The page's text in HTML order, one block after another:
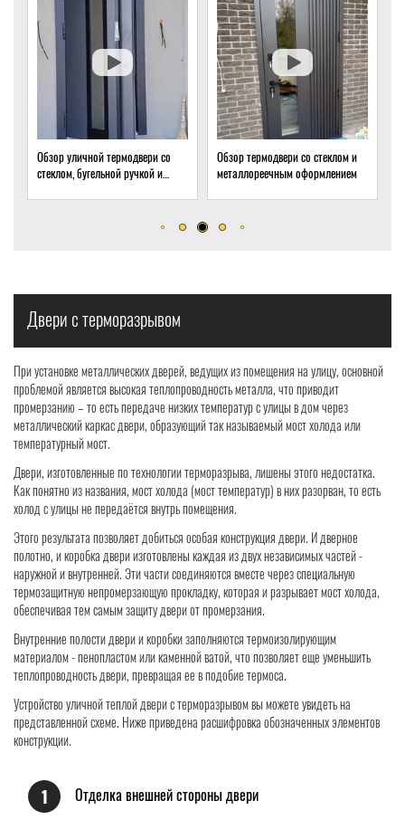
Обзор термодвери со стеклом и
металлореечным оформлением
Обзор термодвери с ковкой и
стеклом для подвала частного
Двери с терморазрывом
При установке металлических дверей, ведущих из помещения на улицу, основной
проблемой является высокая теплопроводность металла, что приводит
промерзанию – то есть передаче низких температур с улицы в дом через
металлический каркас двери, образующий так называемый мост холода или
температурный мост.
Двери, изготовленные по технологии терморазрыва, лишены этого недостатка.
Как понятно из названия, мост холода (мост температур) в них разорван, то есть
холод с улицы не передаётся внутрь помещения.
Этого результата позволяет добиться особая конструкция двери. И дверное
полотно, и коробка двери изготовлены каждая из двух независимых частей -
наружной и внутренней. Эти части соединяются вместе через специальную
термозащитную непромерзающую прокладку, которая и разрывает мост холода,
обеспечивая тем самым защиту двери от промерзания.
Внутренние полости двери и коробки заполняются термоизолирующим
материалом - пенопластом или каменной ватой, что позволяет еще уменьшить
теплопроводность двери, превращая ее в подобие термоса.
Устройство уличной теплой двери с терморазрывом вы можете увидеть на
представленной схеме. Ниже приведена расшифровка обозначенных элементов
конструкции.
1 Отделка внешней стороны двери